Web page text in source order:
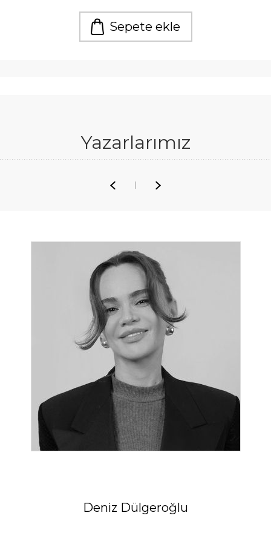
Sepete ekle
Yazarlarımız
Deniz Dülgeroğlu